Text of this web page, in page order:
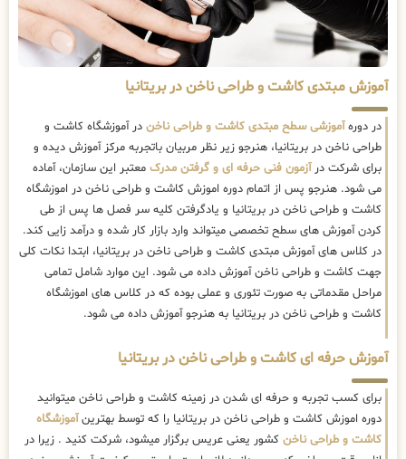
آموزش مبتدی کاشت و طراحی ناخن در بریتانیا
در دورهآموزشی سطح مبتدی کاشت و طراحی ناخن در آموزشگاه کاشت و
طراحی ناخن در بریتانیا، هنرجو زیر نظر مربیان باتجربه مرکز آموزش دیده و
برای شرکت درآزمون فنی حرفه ای و گرفتن مدرک معتبر این سازمان، آماده
می شود. هنرجو پس از اتمام دوره اموزش کاشت و طراحی ناخن در اموزشگاه
کاشت و طراحی ناخن در بریتانیا و یادگرفتن کلیه سر فصل ها پس از طی
کردن آموزش های سطح تخصصی میتواند وارد بازار کار شده و درآمد زایی کند.
در کلاس های آموزش مبتدی کاشت و طراحی ناخن در بریتانیا، ابتدا نکات کلی
جهت کاشت و طراحی ناخن آموزش داده می شود. این موارد شامل تمامی
مراحل مقدماتی به صورت تئوری و عملی بوده که در کلاس های اموزشگاه
کاشت و طراحی ناخن در بریتانیا به هنرجو آموزش داده می شود.
آموزش حرفه ای کاشت و طراحی ناخن در بریتانیا
برای کسب تجربه و حرفه ای شدن در زمینه کاشت و طراحی ناخن میتوانید
دوره اموزش کاشت و طراحی ناخن در بریتانیا را که توسط بهترینآموزشگاه
کاشت و طراحی ناخن کشور یعنی عریس برگزار میشود، شرکت کنید . زیرا در